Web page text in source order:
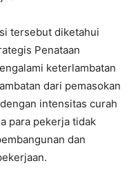
tersebut diketahui
Penataan
keterlambatan
dari pemasokan
intensitas curah
para pekerja tidak
dan